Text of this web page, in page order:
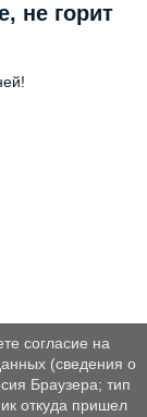
не горит
согласие на
(сведения о
Браузера; тип
откуда пришел